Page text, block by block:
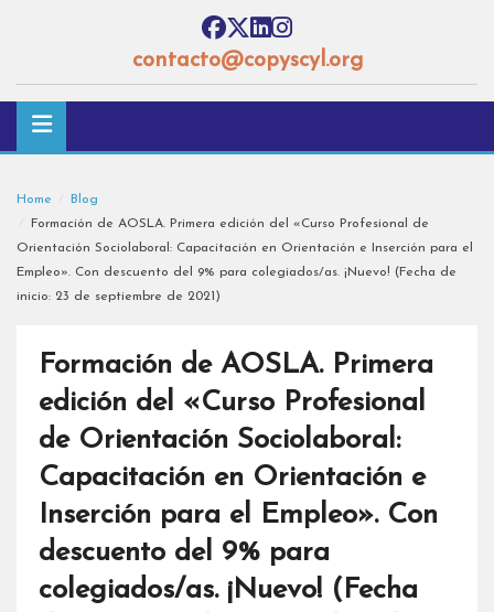
contacto@copyscyl.org
Home
Blog
Formación de AOSLA. Primera edición del «Curso Profesional de
Orientación Sociolaboral: Capacitación en Orientación e Inserción para el
Empleo». Con descuento del 9% para colegiados/as. ¡Nuevo! (Fecha de
inicio: 23 de septiembre de 2021)
Formación de AOSLA. Primera
edición del «Curso Profesional
de Orientación Sociolaboral:
Capacitación en Orientación e
Inserción para el Empleo». Con
descuento del 9% para
colegiados/as. ¡Nuevo! (Fecha